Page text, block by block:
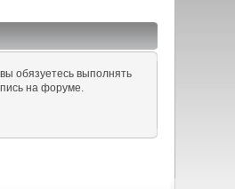
обязуетесь выполнять
на форуме.